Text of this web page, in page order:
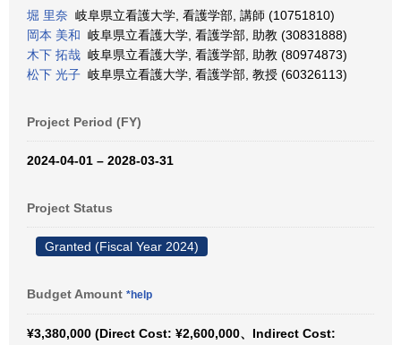
堀 里奈 岐阜県立看護大学, 看護学部, 講師 (10751810)
岡本 美和 岐阜県立看護大学, 看護学部, 助教 (30831888)
木下 拓哉 岐阜県立看護大学, 看護学部, 助教 (80974873)
松下 光子 岐阜県立看護大学, 看護学部, 教授 (60326113)
Project Period (FY)
2024-04-01 – 2028-03-31
Project Status
Granted (Fiscal Year 2024)
Budget Amount *help
¥3,380,000 (Direct Cost: ¥2,600,000、Indirect Cost: